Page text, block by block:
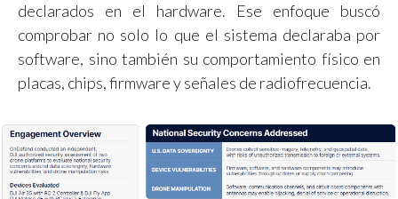
declarados en el hardware. Ese enfoque buscó
comprobar no solo lo que el sistema declaraba por
software, sino también su comportamiento físico en
placas, chips, firmware y señales de radiofrecuencia.